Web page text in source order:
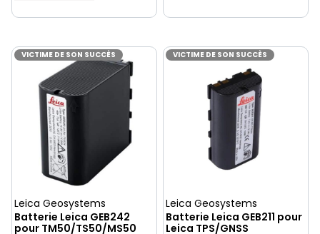
VICTIME DE SON SUCCÈS
Leica Geosystems
Batterie Leica GEB242
pour TM50/TS50/MS50
VICTIME DE SON SUCCÈS
Leica Geosystems
Batterie Leica GEB211 pour
Leica TPS/GNSS